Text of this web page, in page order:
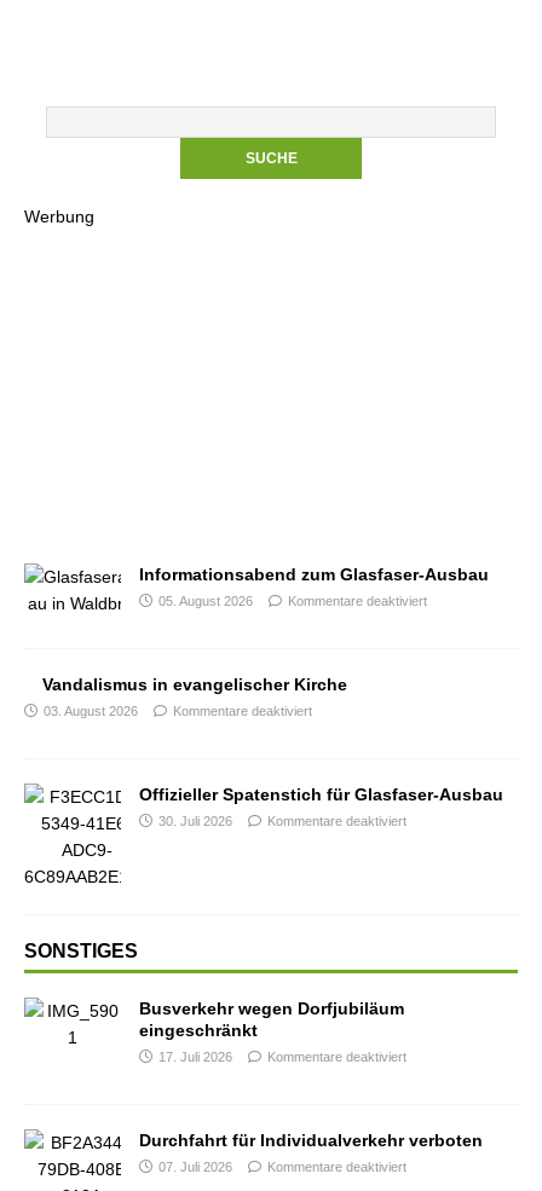
Werbung
Informationsabend zum Glasfaser-Ausbau
05. August 2026 Kommentare deaktiviert
Vandalismus in evangelischer Kirche
03. August 2026 Kommentare deaktiviert
Offizieller Spatenstich für Glasfaser-Ausbau
30. Juli 2026 Kommentare deaktiviert
SONSTIGES
Busverkehr wegen Dorfjubiläum
eingeschränkt
17. Juli 2026 Kommentare deaktiviert
Durchfahrt für Individualverkehr verboten
07. Juli 2026 Kommentare deaktiviert